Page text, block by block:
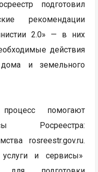
подготовил
рекомендации
2.0» — в них
действия
и земельного
помогают
Росреестра:
rosreestr.gov.ru.
и сервисы»